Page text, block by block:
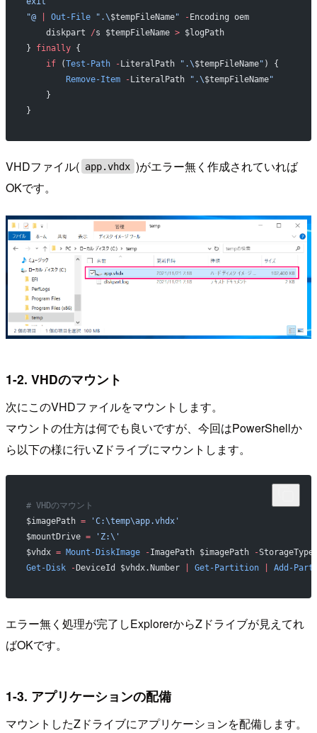
"@ | Out-File ".\$tempFileName" -Encoding oem
    diskpart
/s $tempFileName > $logPath
} finally {
    if
(Test-Path -LiteralPath ".\$tempFileName" ) {
        Remove-Item
-LiteralPath ".\$tempFileName"
    }
}
VHDファイル( app.vhdx )がエラー無く作成されていれば
OKです。
1-2. VHDのマウント
次にこのVHDファイルをマウントします。
マウントの仕方は何でも良いですが、今回はPowerShellか
ら以下の様に行いZドライブにマウントします。
# VHDのマウント
$imagePath = 'C:\temp\app.vhdx'
$mountDrive = 'Z:\'
$vhdx = Mount-DiskImage -ImagePath $imagePath -StorageType
Get-Disk - DeviceId $vhdx.Number Get-Partition | Add-
エラー無く処理が完了しExplorerからZドライブが見えてれ
ばOKです。
1-3. アプリケーションの配備
マウントしたZドライブにアプリケーションを配備します。